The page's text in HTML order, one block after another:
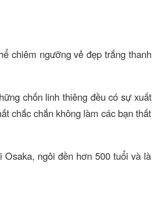
chiêm ngưỡng vẻ đẹp trắng thanh
chốn linh thiêng đều có sự xuất
chắc chắn không làm các bạn thất
ngôi đền hơn 500 tuổi và là